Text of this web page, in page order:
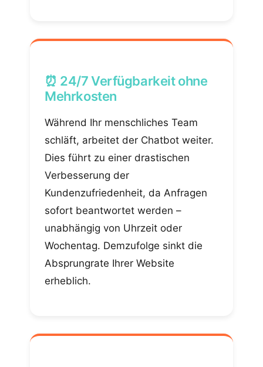
⏰ 24/7 Verfügbarkeit ohne
Mehrkosten
Während Ihr menschliches Team
schläft, arbeitet der Chatbot weiter.
Dies führt zu einer drastischen
Verbesserung der
Kundenzufriedenheit, da Anfragen
sofort beantwortet werden –
unabhängig von Uhrzeit oder
Wochentag. Demzufolge sinkt die
Absprungrate Ihrer Website
erheblich.